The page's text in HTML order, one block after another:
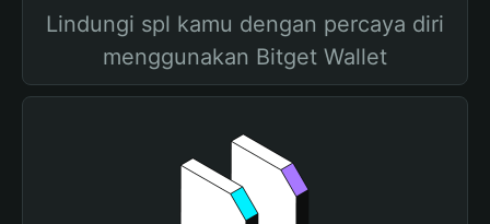
Lindungi spl kamu dengan percaya diri
menggunakan Bitget Wallet